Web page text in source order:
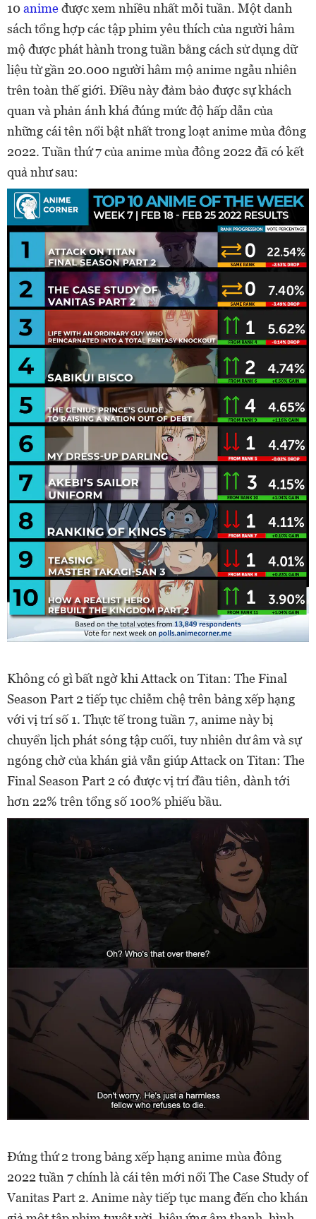
10 animeđược xem nhiều nhất mỗi tuần. Một danh
sách tổng hợp các tập phim yêu thích của người hâm
mộ được phát hành trong tuần bằng cách sử dụng dữ
liệu từ gần 20.000 người hâm mộ anime ngẫu nhiên
trên toàn thế giới. Điều này đảm bảo được sự khách
quan và phản ánh khá đúng mức độ hấp dẫn của
những cái tên nổi bật nhất trong loạt anime mùa đông
2022. Tuần thứ 7 của anime mùa đông 2022 đã có kết
quả như sau:
Không có gì bất ngờ khi Attack on Titan: The Final
Season Part 2 tiếp tục chiễm chệ trên bảng xếp hạng
với vị trí số 1. Thực tế trong tuần 7, anime này bị
chuyển lịch phát sóng tập cuối, tuy nhiên dư âm và sự
ngóng chờ của khán giả vẫn giúp Attack on Titan: The
Final Season Part 2 có được vị trí đầu tiên, dành tới
hơn 22% trên tổng số 100% phiếu bầu.
Đứng thứ 2 trong bảng xếp hạng anime mùa đông
2022 tuần 7 chính là cái tên mới nổi The Case Study of
Vanitas Part 2. Anime này tiếp tục mang đến cho khán